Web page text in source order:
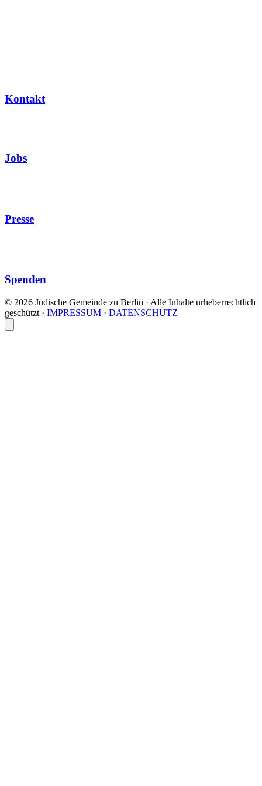
Kontakt
Jobs
Presse
Spenden
© 2026 Jüdische Gemeinde zu Berlin · Alle Inhalte urheberrechtlich
geschützt · IMPRESSUM · DATENSCHUTZ